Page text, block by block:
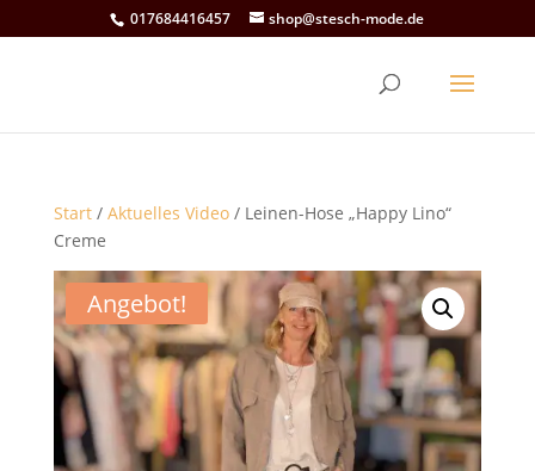
017684416457 shop@stesch-mode.de
Start/ Aktuelles Video/ Leinen-Hose „Happy Lino“
Creme
Angebot!